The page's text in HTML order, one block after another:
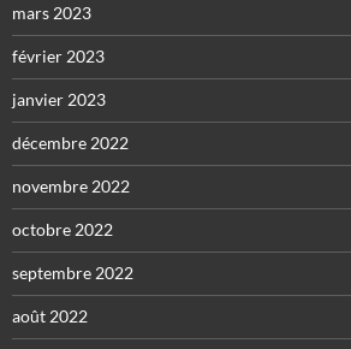
mars 2023
février 2023
janvier 2023
décembre 2022
novembre 2022
octobre 2022
septembre 2022
août 2022